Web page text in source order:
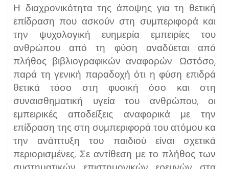
Η διαχρονικότητα της άποψης για τη θετική
επίδραση που ασκούν στη συμπεριφορά και
την ψυχολογική ευημερία εμπειρίες του
ανθρώπου από τη φύση αναδύεται από
πλήθος βιβλιογραφικών αναφορών. Ωστόσο,
παρά τη γενική παραδοχή ότι η φύση επιδρά
θετικά τόσο στη φυσική όσο και στη
συναισθηματική υγεία του ανθρώπου, οι
εμπειρικές αποδείξεις αναφορικά με την
επίδραση της στη συμπεριφορά του ατόμου κα
την ανάπτυξη του παιδιού είναι σχετικά
περιορισμένες. Σε αντίθεση με το πλήθος των